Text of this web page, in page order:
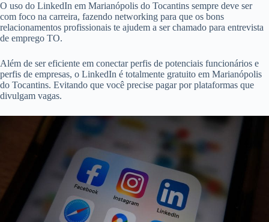
O uso do LinkedIn em Marianópolis do Tocantins sempre deve ser
com foco na carreira, fazendo networking para que os bons
relacionamentos profissionais te ajudem a ser chamado para entrevista
de emprego TO.
Além de ser eficiente em conectar perfis de potenciais funcionários e
perfis de empresas, o LinkedIn é totalmente gratuito em Marianópolis
do Tocantins. Evitando que você precise pagar por plataformas que
divulgam vagas.